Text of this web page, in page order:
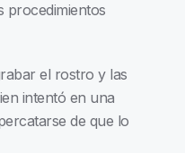
procedimientos
el rostro y las
intentó en una
de que lo